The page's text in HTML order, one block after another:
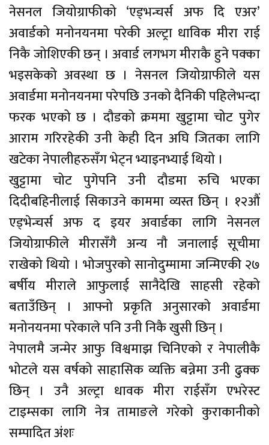
नेसनल जियोग्राफीको ‘एड्भन्चर्स अफ दि एअर’
अवार्डको मनोनयनमा परेकी अल्ट्रा धाविक मीरा राई
निकै जोशिएकी छन् । अवार्ड लगभग मीराकै हुने पक्का
भइसकेको अवस्था छ । नेसनल जियोग्राफीले यस
अवार्डमा मनोनयनमा परेपछि उनको दैनिकी पहिलेभन्दा
फरक भएको छ । दौडको क्रममा खुट्टामा चोट पुगेर
आराम गरिरहेकी उनी केही दिन अघि जितका लागि
खटेका नेपालीहरुसँग भेट्न भ्याइनभ्याई थियो ।
खुट्टामा चोट पुगेपनि उनी दौडमा रुचि भएका
दिदीबहिनीलाई सिकाउने काममा व्यस्त छिन् । १२औं
एड्भेन्चर्स अफ द इयर अवार्डका लागि नेसनल
जियोग्राफीले मीरासँगै अन्य नौ जनालाई सूचीमा
राखेको थियो । भोजपुरको सानोदुम्मामा जन्मिएकी २७
बर्षीय मीराले आफुलाई सानैदेखि साहसी रहेको
बताउँछिन् । आफ्नो प्रकृति अनुसारको अवार्डमा
मनोनयनमा परेकाले पनि उनी निकै खुसी छिन् ।
नेपालमै जन्मेर आफु विश्वमाझ चिनिएको र नेपालीकै
भोटले यस वर्षको साहासिक व्यक्ति बन्नेमा उनी ढुक्क
छिन् । उनै अल्ट्रा धावक मीरा राईसँग एभरेस्ट
टाइम्सका लागि नेत्र तामाङले गरेको कुराकानीको
सम्पादित अंशः